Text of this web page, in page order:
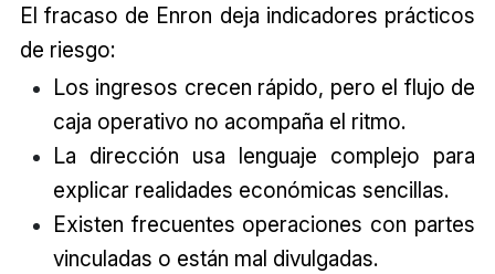
El fracaso de Enron deja indicadores prácticos
de riesgo:
Los ingresos crecen rápido, pero el flujo de
caja operativo no acompaña el ritmo.
La dirección usa lenguaje complejo para
explicar realidades económicas sencillas.
Existen frecuentes operaciones con partes
vinculadas o están mal divulgadas.